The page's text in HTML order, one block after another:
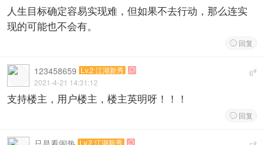
人生目标确定容易实现难，但如果不去行动，那么连实
现的可能也不会有。
 回复
6#
123458659 Lv.2 江湖新秀 
2021-4-21 14:31:12
支持楼主，用户楼主，楼主英明呀！！！
 回复
#
Lv.2 江湖新秀 